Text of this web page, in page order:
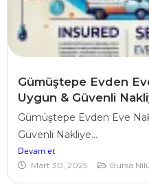
Gümüştepe Evden
Uygun & Güvenli
Gümüştepe Evden Eve
Güvenli Nakliye...
Devam et
Mart 30, 2025 Bursa